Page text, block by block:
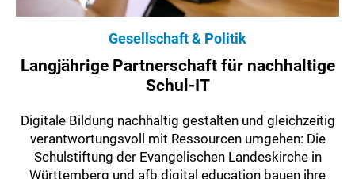
Gesellschaft & Politik
Langjährige Partnerschaft für nachhaltige
Schul-IT
Digitale Bildung nachhaltig gestalten und gleichzeitig
verantwortungsvoll mit Ressourcen umgehen: Die
Schulstiftung der Evangelischen Landeskirche in
Württemberg und afb digital education bauen ihre